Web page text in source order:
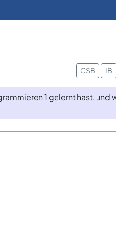
CSB IB
1 gelernt hast, und